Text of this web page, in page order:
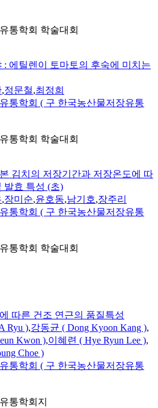
통학회 학술대회
: 에틸렌이 토마토의 후숙에 미치는
,정문철,최정희
통학회 ( 구 한국농산물저장유통
통학회 학술대회
김치의 저장기간과 저장온도에 따
발효 특성 (초)
,장미순,윤호동,남기호,장주리
통학회 ( 구 한국농산물저장유통
통학회 학술대회
따른 건조 연근의 품질특성
Ryu ),강동균 ( Dong Kyoon Kang ),
Kwon ),이혜련 ( Hye Ryun Lee ),
Choe )
통학회 ( 구 한국농산물저장유통
통학회지